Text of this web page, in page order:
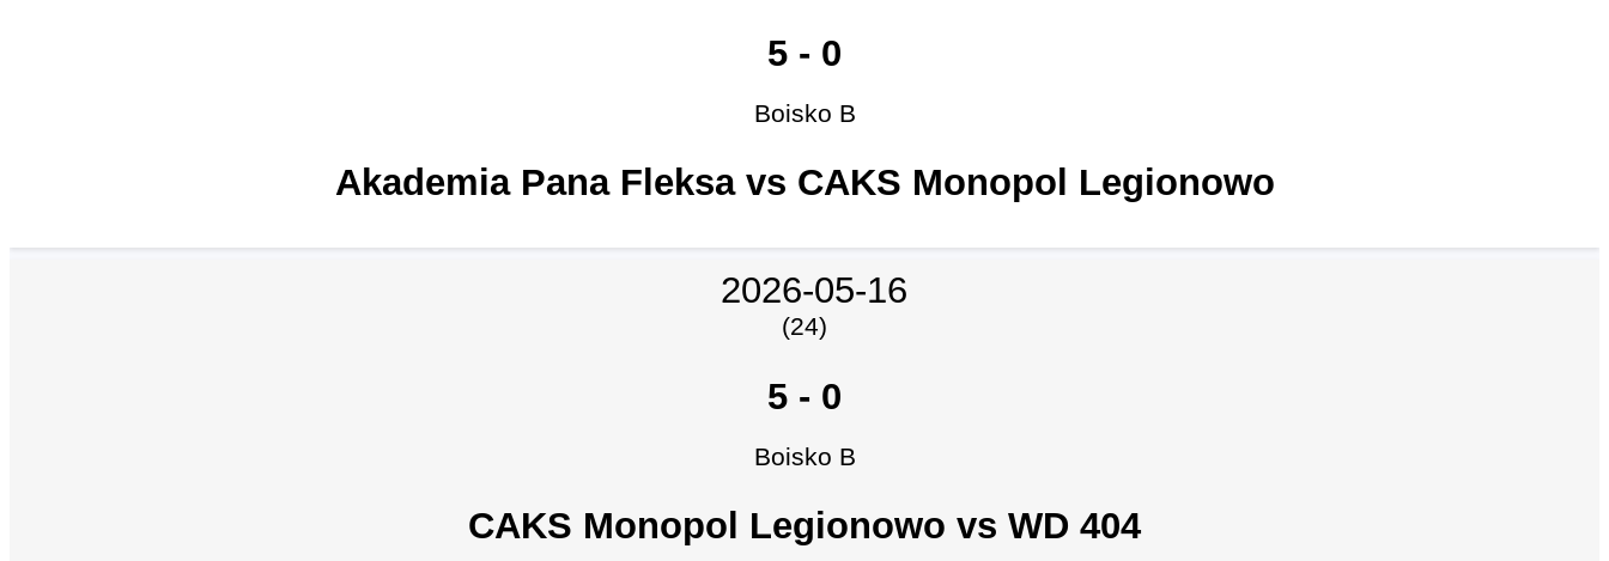
5 - 0
Boisko B
Akademia Pana Fleksa vs CAKS Monopol Legionowo
2026-05-16
(24)
5 - 0
Boisko B
CAKS Monopol Legionowo vs WD 404